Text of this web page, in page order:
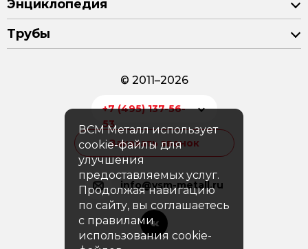
Энциклопедия
Трубы
© 2011–2026
+7 (495) 137-56-
53
Заказать звонок
info@vsm-metall.ru
ВСМ Металл использует
cookie-файлы для
улучшения
предоставляемых услуг.
Продолжая навигацию
по сайту, вы соглашаетесь
с правилами
использования cookie-